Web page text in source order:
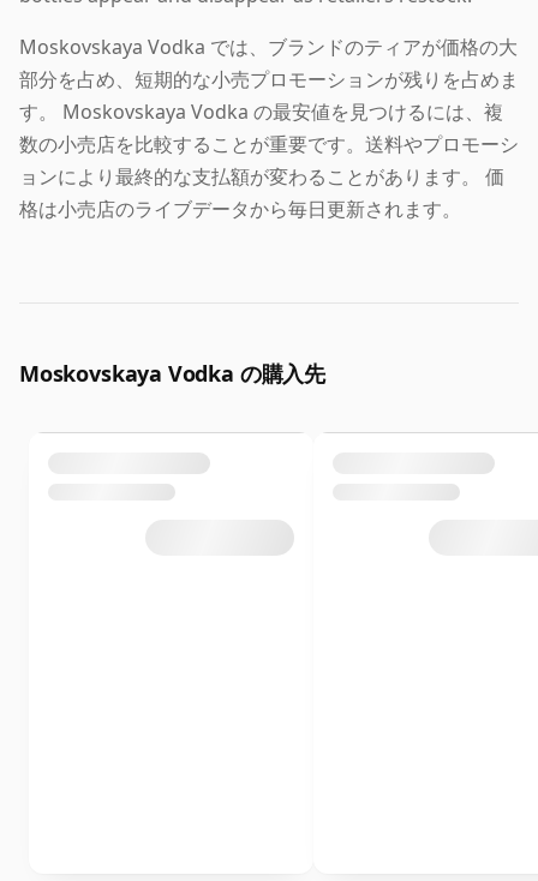
Moskovskaya Vodka では、ブランドのティアが価格の大
部分を占め、短期的な小売プロモーションが残りを占めま
す。 Moskovskaya Vodka の最安値を見つけるには、複
数の小売店を比較することが重要です。送料やプロモーシ
ョンにより最終的な支払額が変わることがあります。 価
格は小売店のライブデータから毎日更新されます。
Moskovskaya Vodka の購入先